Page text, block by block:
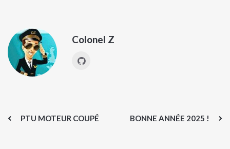
Colonel Z
PTU MOTEUR COUPÉ BONNE ANNÉE 2025 !